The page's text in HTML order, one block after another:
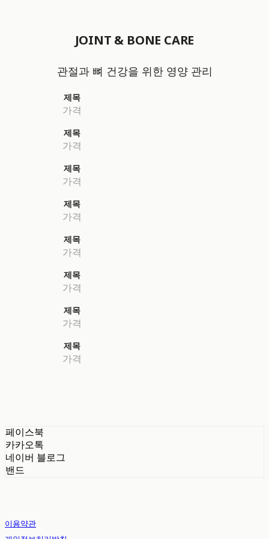
JOINT & BONE CARE
관절과 뼈 건강을 위한 영양 관리
제목
가격
제목
가격
제목
가격
제목
가격
제목
가격
제목
가격
제목
가격
제목
가격
페이스북
카카오톡
네이버 블로그
밴드
이용약관